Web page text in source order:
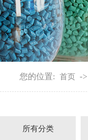
您的位置: 首页 ->
所有分类